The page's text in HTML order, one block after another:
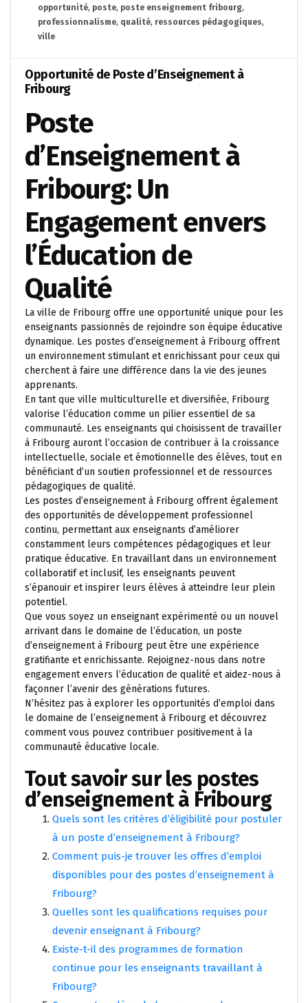
opportunité, poste, poste enseignement fribourg,
professionnalisme, qualité, ressources pédagogiques,
ville
Opportunité de Poste d’Enseignement à
Fribourg
Poste
d’Enseignement à
Fribourg: Un
Engagement envers
l’Éducation de
Qualité
La ville de Fribourg offre une opportunité unique pour les
enseignants passionnés de rejoindre son équipe éducative
dynamique. Les postes d’enseignement à Fribourg offrent
un environnement stimulant et enrichissant pour ceux qui
cherchent à faire une différence dans la vie des jeunes
apprenants.
En tant que ville multiculturelle et diversifiée, Fribourg
valorise l’éducation comme un pilier essentiel de sa
communauté. Les enseignants qui choisissent de travailler
à Fribourg auront l’occasion de contribuer à la croissance
intellectuelle, sociale et émotionnelle des élèves, tout en
bénéficiant d’un soutien professionnel et de ressources
pédagogiques de qualité.
Les postes d’enseignement à Fribourg offrent également
des opportunités de développement professionnel
continu, permettant aux enseignants d’améliorer
constamment leurs compétences pédagogiques et leur
pratique éducative. En travaillant dans un environnement
collaboratif et inclusif, les enseignants peuvent
s’épanouir et inspirer leurs élèves à atteindre leur plein
potentiel.
Que vous soyez un enseignant expérimenté ou un nouvel
arrivant dans le domaine de l’éducation, un poste
d’enseignement à Fribourg peut être une expérience
gratifiante et enrichissante. Rejoignez-nous dans notre
engagement envers l’éducation de qualité et aidez-nous à
façonner l’avenir des générations futures.
N’hésitez pas à explorer les opportunités d’emploi dans
le domaine de l’enseignement à Fribourg et découvrez
comment vous pouvez contribuer positivement à la
communauté éducative locale.
Tout savoir sur les postes
d’enseignement à Fribourg
Quels sont les critères d’éligibilité pour postuler
à un poste d’enseignement à Fribourg?
Comment puis-je trouver les offres d’emploi
disponibles pour des postes d’enseignement à
Fribourg?
Quelles sont les qualifications requises pour
devenir enseignant à Fribourg?
Existe-t-il des programmes de formation
continue pour les enseignants travaillant à
Fribourg?